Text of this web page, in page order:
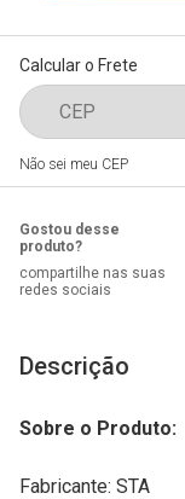
Calcular o Frete
Não sei meu CEP
Gostou desse
produto?
compartilhe nas suas
redes sociais
Descrição
Sobre o Produto:
Fabricante: STA